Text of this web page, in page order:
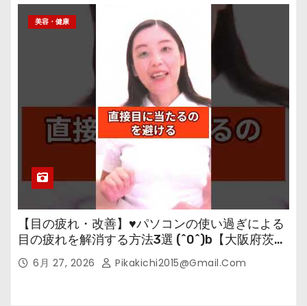
美容・健康
【目の疲れ・改善】♥パソコンの使い過ぎによる
目の疲れを解消する方法3選 (^0^)b【大阪府茨木
市の女性・美容鍼灸・整体師が教えます。】
6月 27, 2026 Pikakichi2015@gmail.com